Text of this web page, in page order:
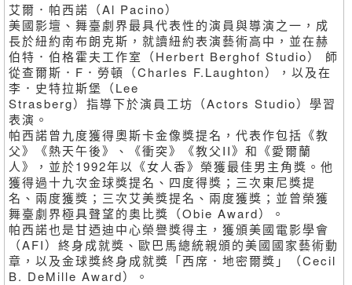
艾爾．帕西諾（Al Pacino）
美國影壇、舞臺劇界最具代表性的演員與導演之一，成
長於紐約南布朗克斯，就讀紐約表演藝術高中，並在赫
伯特．伯格霍夫工作室（Herbert Berghof Studio） 師
從查爾斯．F．勞頓（Charles F.Laughton），以及在
李．史特拉斯堡（Lee
Strasberg）指導下於演員工坊（Actors Studio）學習
表演。
帕西諾曾九度獲得奧斯卡金像獎提名，代表作包括《教
父》《熱天午後》、《衝突》《教父II》和《愛爾蘭
人》，並於1992年以《女人香》榮獲最佳男主角獎。他
獲得過十九次金球獎提名、四度得獎；三次東尼獎提
名、兩度獲獎；三次艾美獎提名、兩度獲獎；並曾榮獲
舞臺劇界極具聲望的奥比獎（Obie Award）。
帕西諾也是甘迺迪中心榮譽獎得主，獲頒美國電影學會
（AFI）終身成就獎、歐巴馬總統親頒的美國國家藝術動
章，以及金球獎終身成就獎「西席．地密爾獎」（Cecil
B. DeMille Award）。